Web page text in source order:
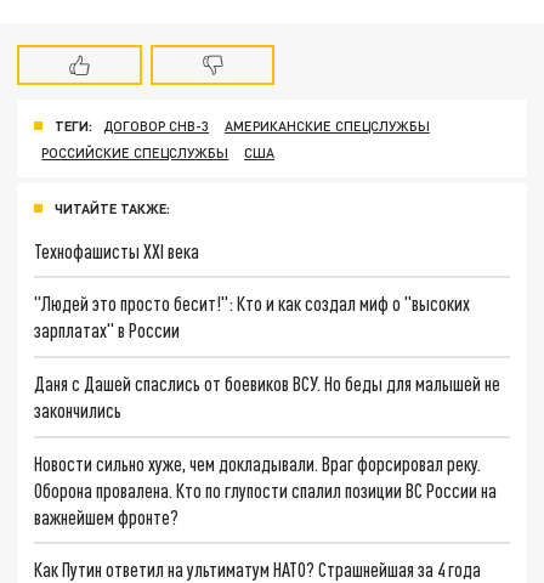
ТЕГИ: ДОГОВОР СНВ-3
АМЕРИКАНСКИЕ СПЕЦСЛУЖБЫ
РОССИЙСКИЕ СПЕЦСЛУЖБЫ
США
ЧИТАЙТЕ ТАКЖЕ:
Технофашисты XXI века
"Людей это просто бесит!": Кто и как создал миф о "высоких
зарплатах" в России
Даня с Дашей спаслись от боевиков ВСУ. Но беды для малышей не
закончились
Новости сильно хуже, чем докладывали. Враг форсировал реку.
Оборона провалена. Кто по глупости спалил позиции ВС России на
важнейшем фронте?
Как Путин ответил на ультиматум НАТО? Страшнейшая за 4 года